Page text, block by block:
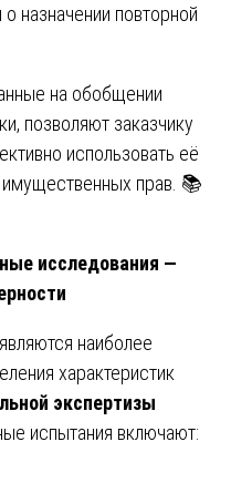
назначении повторной
на обобщении
позволяют заказчику
использовать её
прав. 📚
исследования —
наиболее
характеристик
экспертизы
испытания включают: